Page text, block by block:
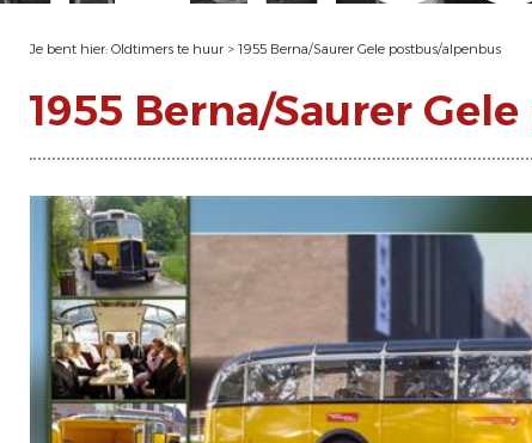
Je bent hier: Oldtimers te huur > 1955 Berna/Saurer Gele postbus/alpenbus
1955 Berna/Saurer